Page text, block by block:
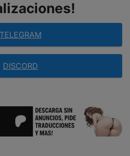
TELEGRAM
DISCORD